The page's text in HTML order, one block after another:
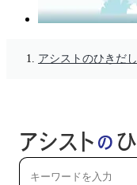
アシストのひきだし